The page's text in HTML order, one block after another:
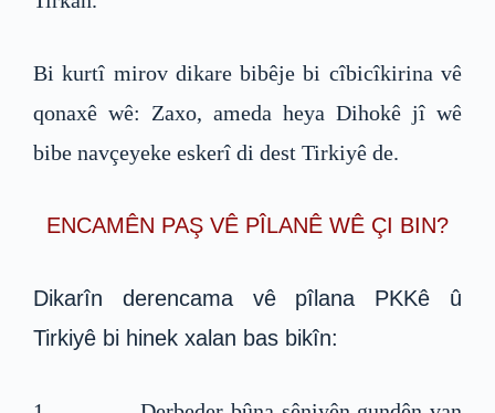
Bi kurtî mirov dikare bibêje bi cîbicîkirina vê
qonaxê wê: Zaxo, ameda heya Dihokê jî wê
bibe navçeyeke eskerî di dest Tirkiyê de.
ENCAMÊN PAŞ VÊ PÎLANÊ WÊ ÇI BIN?
Dikarîn derencama vê pîlana PKKê û
Tirkiyê bi hinek xalan bas bikîn: